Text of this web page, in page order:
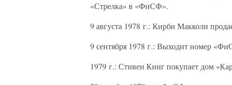
«Стрелка» в «ФиСФ».
9 августа 1978 г.: Кирби Макколи
9 сентября 1978 г.: Выходит номер
1979 г.: Стивен Кинг покупает дом